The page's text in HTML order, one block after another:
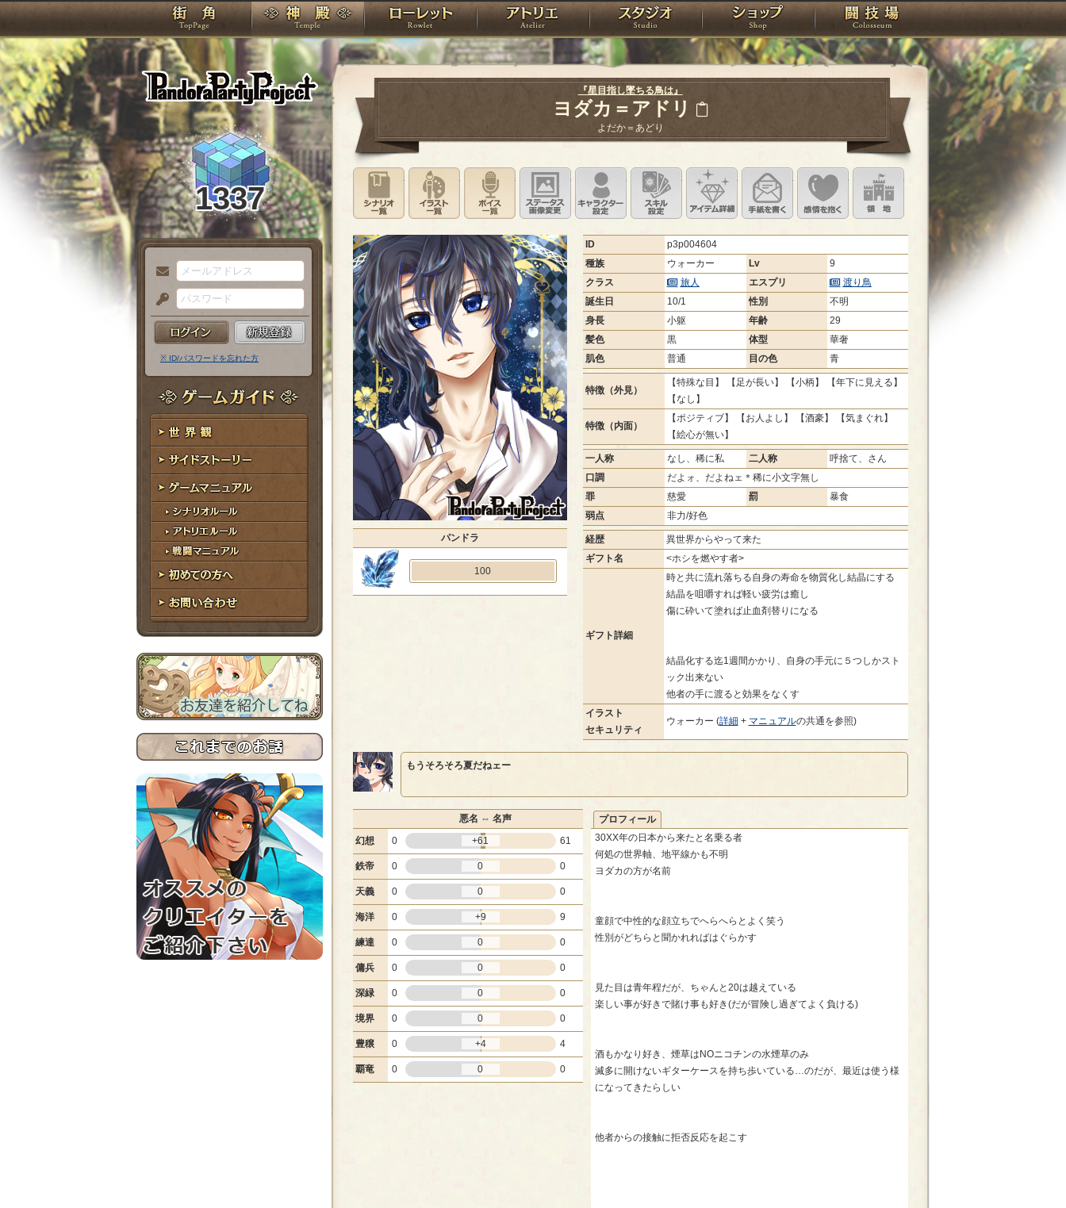
PandoraPartyProject
TOP 神殿 ローレット アトリエ スタジオ ショップ 闘技場
1337
メ
ー
ル
ア
ド
レ
ス
パ
ス
ー
ド
※ ID/パスワードを忘れた方
ゲームガイド
世界観
サイドストーリー
ゲームマニュアル
シナリオルール
アトリエルール
戦闘マニュアル
初めての方へ
お問い合わせ
『星目指し墜ちる鳥は』
ヨダカ＝アドリ
よだか＝あどり
シナリオ一覧イラスト一覧ボイス一覧 ステータス画像変更キャラクター設定
スキル設定 アイテム詳細手紙を書く このキャラクターに感情を抱く
パンドラ
100
ID
p3p004604
種族
ウォーカー Lv
9
クラス
旅人 エスプリ
渡り鳥
誕生日
10/1 性別
不明
身長
小躯 年齢
29
髪色
黒 体型
華奢
肌色
普通 目の色 青
特徴（外見）
【特殊な目】 【足が長い】 【小柄】 【年下に見える】
【なし】
特徴（内面）
【ポジティブ】 【お人よし】 【酒豪】 【気まぐれ】
【絵心が無い】
一人称 なし、稀に私 二人称
呼捨て、さん
口調
だよォ、だよねェ＊稀に小文字無し
罪
慈愛 罰
暴食
弱点
非力/好色
経歴
異世界からやって来た
ギフト名
<ホシを燃やす者>
ギフト詳細
時と共に流れ落ちる自身の寿命を物質化し結晶にする
結晶を咀嚼すれば軽い疲労は癒し
傷に砕いて塗れば止血剤替りになる
結晶化する迄1週間かかり、自身の手元に５つしかスト
ック出来ない
他者の手に渡ると効果をなくす
イラスト
セキュリティ
ウォーカー (詳細 + マニュアルの共通を参照)
もうそろそろ夏だねェー
悪名 ⇔ 名声
幻想
0 +61 61
鉄帝 0 0 0
天義 0 0 0
海洋 0 +9 9
練達 0 0 0
傭兵 0 0 0
深緑 0 0 0
境界 0 0 0
豊穣 0 +4 4
覇竜 0 0 0
プロフィール
30XX年の日本から来たと名乗る者
何処の世界軸、地平線かも不明
ヨダカの方が名前
童顔で中性的な顔立ちでへらへらとよく笑う
性別がどちらと聞かれればはぐらかす
見た目は青年程だが、ちゃんと20は越えている
楽しい事が好きで賭け事も好き(だが冒険し過ぎてよく負ける)
酒もかなり好き、煙草はNOニコチンの水煙草のみ
滅多に開けないギターケースを持ち歩いている…のだが、最近は使う様
になってきたらしい
他者からの接触に拒否反応を起こす